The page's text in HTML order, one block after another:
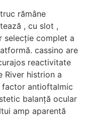
rămâne
, cu slot ,
selecție complet a
cassino are
reactivitate
River histrion a
factor antioftalmic
balanță ocular
amp aparentă